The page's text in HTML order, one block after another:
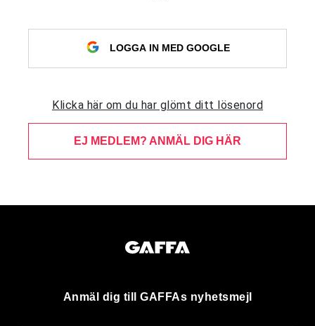
LOGGA IN MED GOOGLE
Klicka här om du har glömt ditt lösenord
EJ MEDLEM? ANMÄL DIG HÄR
Anmäl dig till GAFFAs nyhetsmejl